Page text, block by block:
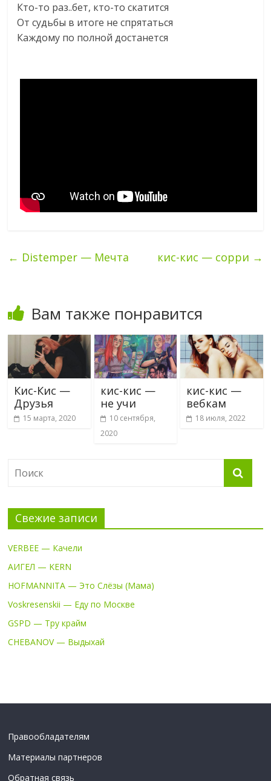
Кто-то раз..бет, кто-то скатится
От судьбы в итоге не спрятаться
Каждому по полной достанется
← Distemper — Мечта кис-кис — сорри →
Вам также понравится
Кис-Кис —
Друзья
15 марта, 2020
кис-кис —
не учи
10 сентября,
2020
кис-кис —
вебкам
18 июля, 2022
Свежие записи
VERBEE — Качели
АИГЕЛ — KERN
HOFMANNITA — Это Слёзы (Мама)
Voskresenskii — Еду по Москве
GSPD — Тру крайм
CHEBANOV — Выдыхай
Правообладателям
Материалы партнеров
Обратная связь